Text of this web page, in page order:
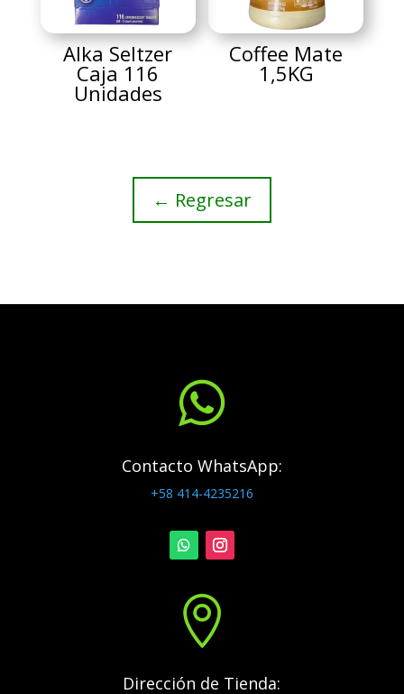
Alka Seltzer
Caja 116
Unidades
Coffee Mate
1,5KG
← Regresar

Contacto WhatsApp:
+58 414-4235216

Dirección de Tienda: